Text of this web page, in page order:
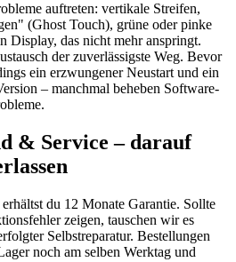
auftreten: vertikale Streifen,
(Ghost Touch), grüne oder pinke
Display, das nicht mehr anspringt.
der zuverlässigste Weg. Bevor
ein erzwungener Neustart und ein
– manchmal beheben Software-
& Service – darauf
du 12 Monate Garantie. Sollte
zeigen, tauschen wir es
Selbstreparatur. Bestellungen
noch am selben Werktag und